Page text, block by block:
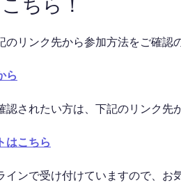
ちら！
リンク先から参加方法をご確認
ら
されたい方は、下記のリンク先
はこちら
インで受け付けていますので、お